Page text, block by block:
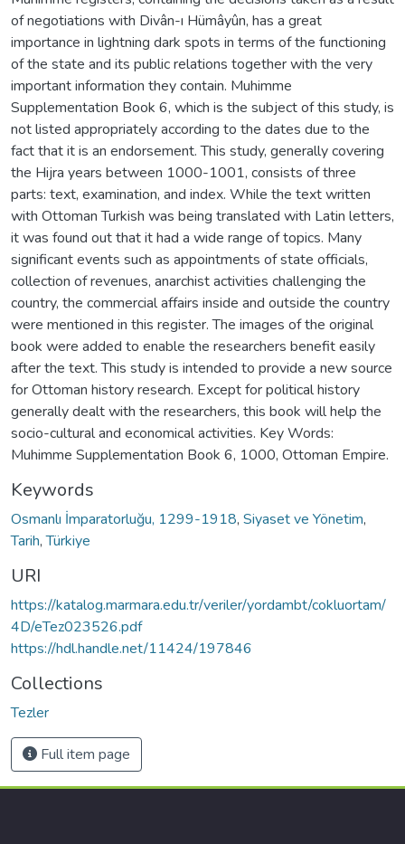
of negotiations with Divân-ı Hümâyûn, has a great
importance in lightning dark spots in terms of the functioning
of the state and its public relations together with the very
important information they contain. Muhimme
Supplementation Book 6, which is the subject of this study, is
not listed appropriately according to the dates due to the
fact that it is an endorsement. This study, generally covering
the Hijra years between 1000-1001, consists of three
parts: text, examination, and index. While the text written
with Ottoman Turkish was being translated with Latin letters,
it was found out that it had a wide range of topics. Many
significant events such as appointments of state officials,
collection of revenues, anarchist activities challenging the
country, the commercial affairs inside and outside the country
were mentioned in this register. The images of the original
book were added to enable the researchers benefit easily
after the text. This study is intended to provide a new source
for Ottoman history research. Except for political history
generally dealt with the researchers, this book will help the
socio-cultural and economical activities. Key Words:
Muhimme Supplementation Book 6, 1000, Ottoman Empire.
Keywords
Osmanlı İmparatorluğu, 1299-1918, Siyaset ve Yönetim,
Tarih,Türkiye
URI
https://katalog.marmara.edu.tr/veriler/yordambt/cokluortam/
4D/eTez023526.pdf
https://hdl.handle.net/11424/197846
Collections
Tezler
Full item page